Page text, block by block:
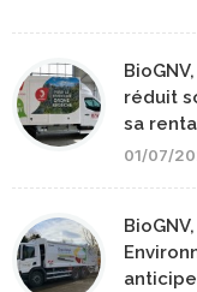
réduit
sa
01/07/